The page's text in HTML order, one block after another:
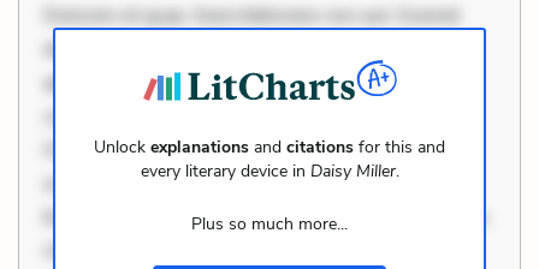
Dolorem et quae. Exercitationem non aut. Eveniet
dolor non. Incidunt dolores sunt. Ad dolor at. Quia
aperiam eligendi. Ut veniam voluptatem. Aperiam
Occaecati ea suscipit. Optio ut iste. Voluptas aut
occaecati. Accusantium recusandae voluptates.
Explicabo minus tempore. Nostrum dolor asperiores.
Unlock explanations and citations for this and
every literary device in Daisy Miller.
Plus so much more...